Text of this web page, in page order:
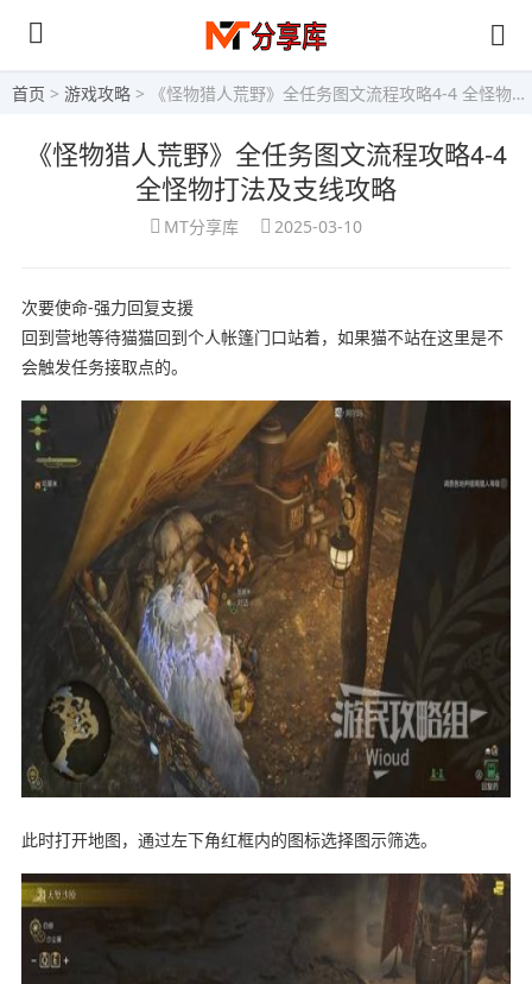
首页 > 游戏攻略 > 《怪物猎人荒野》全任务图文流程攻略4-4 全怪物打法及支线攻略
《怪物猎人荒野》全任务图文流程攻略4-4
全怪物打法及支线攻略
MT分享库 2025-03-10
次要使命-强力回复支援
回到营地等待猫猫回到个人帐篷门口站着，如果猫不站在这里是不
会触发任务接取点的。
此时打开地图，通过左下角红框内的图标选择图示筛选。